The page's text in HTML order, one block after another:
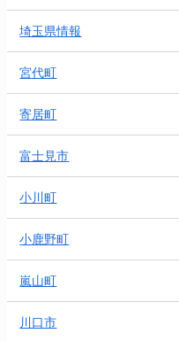
埼玉県情報
宮代町
寄居町
富士見市
小川町
小鹿野町
嵐山町
川口市